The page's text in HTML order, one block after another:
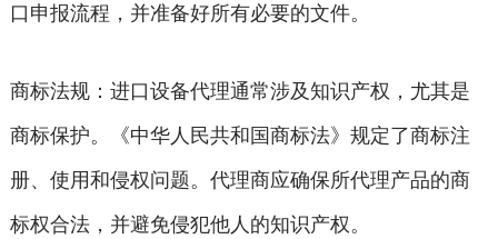
口申报流程，并准备好所有必要的文件。
商标法规：进口设备代理通常涉及知识产权，尤其是
商标保护。《中华人民共和国商标法》规定了商标注
册、使用和侵权问题。代理商应确保所代理产品的商
标权合法，并避免侵犯他人的知识产权。